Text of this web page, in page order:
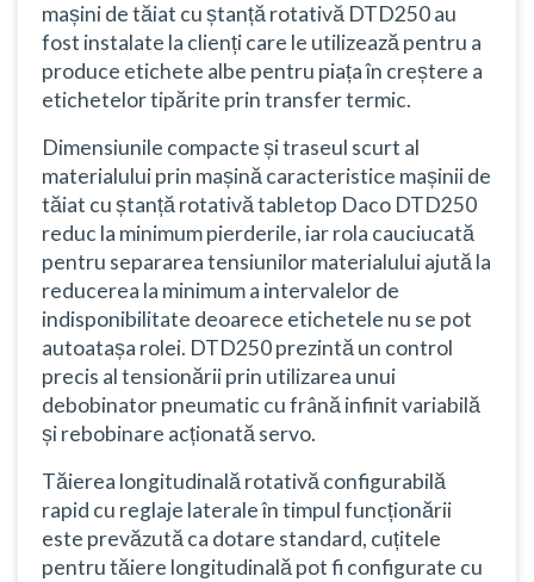
mașini de tăiat cu ștanță rotativă DTD250 au
fost instalate la clienți care le utilizează pentru a
produce etichete albe pentru piața în creștere a
etichetelor tipărite prin transfer termic.
Dimensiunile compacte și traseul scurt al
materialului prin mașină caracteristice mașinii de
tăiat cu ștanță rotativă tabletop Daco DTD250
reduc la minimum pierderile, iar rola cauciucată
pentru separarea tensiunilor materialului ajută la
reducerea la minimum a intervalelor de
indisponibilitate deoarece etichetele nu se pot
autoatașa rolei. DTD250 prezintă un control
precis al tensionării prin utilizarea unui
debobinator pneumatic cu frână infinit variabilă
și rebobinare acționată servo.
Tăierea longitudinală rotativă configurabilă
rapid cu reglaje laterale în timpul funcționării
este prevăzută ca dotare standard, cuțitele
pentru tăiere longitudinală pot fi configurate cu